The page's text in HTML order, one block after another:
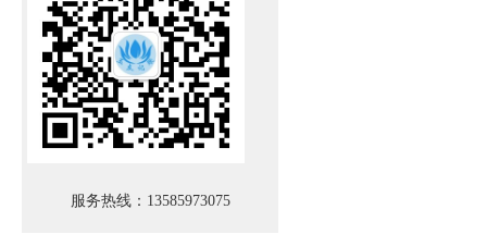
服务热线：13585973075